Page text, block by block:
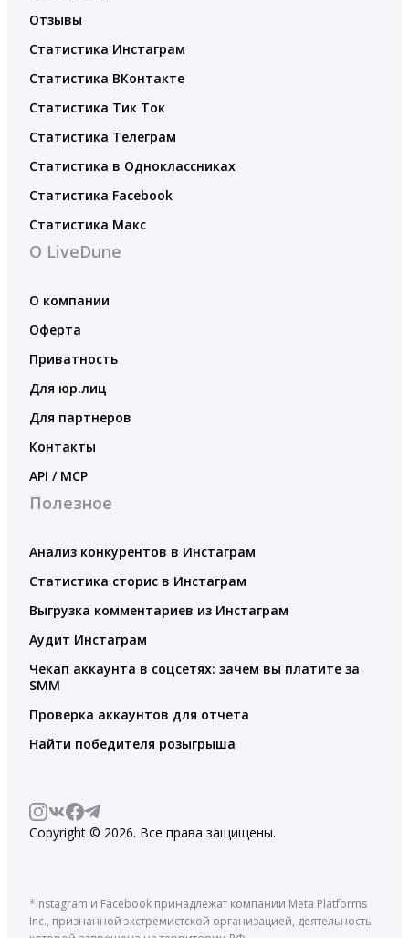
Отзывы
Статистика Инстаграм
Статистика ВКонтакте
Статистика Тик Ток
Статистика Телеграм
Статистика в Одноклассниках
Статистика Facebook
Статистика Макс
О LiveDune
О компании
Оферта
Приватность
Для юр.лиц
Для партнеров
Контакты
API / MCP
Полезное
Анализ конкурентов в Инстаграм
Статистика сторис в Инстаграм
Выгрузка комментариев из Инстаграм
Аудит Инстаграм
Чекап аккаунта в соцсетях: зачем вы платите за
SMM
Проверка аккаунтов для отчета
Найти победителя розыгрыша
Copyright © 2026. Все права защищены.
*Instagram и Facebook принадлежат компании Meta Platforms
Inc., признанной экстремистской организацией, деятельность